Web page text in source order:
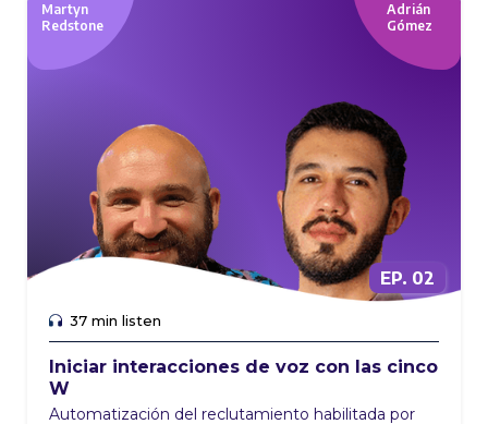
Martyn
Redstone
Adrián
Gómez
EP. 01
EP. 02
37 min listen
Iniciar interacciones de voz con las cinco
W
Automatización del reclutamiento habilitada por